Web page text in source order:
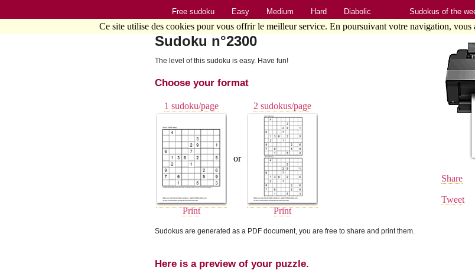
Free sudoku Easy Medium Hard Diabolic Sudokus of the
Sudoku n°2300
The level of this sudoku is easy. Have fun!
Choose your format
1 sudoku/page
Print
or
2 sudokus/page
Print
Sudokus are generated as a PDF document, you are free to share and print them.
Here is a preview of your puzzle.
Share
Tweet
Ce site utilise des cookies pour vous offrir le meilleur service. En poursuivant votre navigation, vous